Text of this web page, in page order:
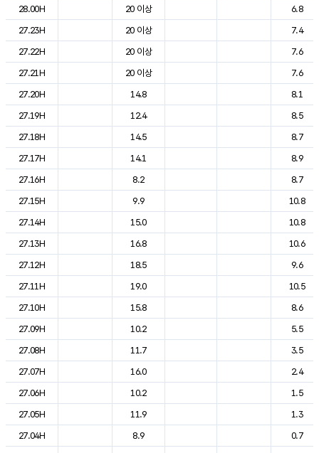
28.00H
20 이상
6.8
27.23H
20 이상
7.4
27.22H
20 이상
7.6
27.21H
20 이상
7.6
27.20H
14.8
8.1
27.19H
12.4
8.5
27.18H
14.5
8.7
27.17H
14.1
8.9
27.16H
8.2
8.7
27.15H
9.9
10.8
27.14H
15.0
10.8
27.13H
16.8
10.6
27.12H
18.5
9.6
27.11H
19.0
10.5
27.10H
15.8
8.6
27.09H
10.2
5.5
27.08H
11.7
3.5
27.07H
16.0
2.4
27.06H
10.2
1.5
27.05H
11.9
1.3
27.04H
8.9
0.7